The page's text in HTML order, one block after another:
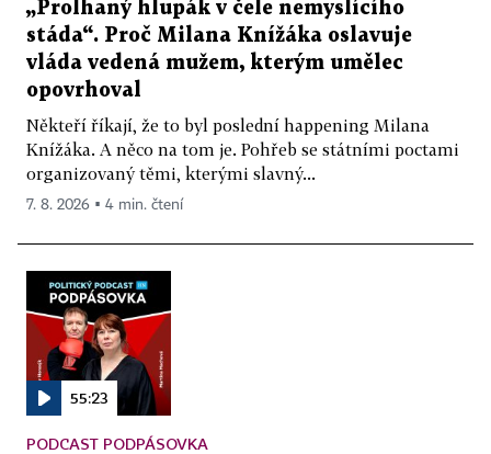
„Prolhaný hlupák v čele nemyslícího
stáda“. Proč Milana Knížáka oslavuje
vláda vedená mužem, kterým umělec
opovrhoval
Někteří říkají, že to byl poslední happening Milana
Knížáka. A něco na tom je. Pohřeb se státními poctami
organizovaný těmi, kterými slavný...
7. 8. 2026 ▪ 4 min. čtení
55:23
PODCAST PODPÁSOVKA